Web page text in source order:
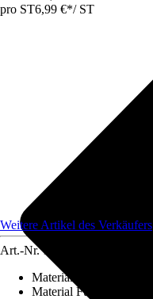
pro ST6,99 €*/ ST
Weitere Artikel des Verkäufers
Art.-Nr. 12584280
Material Bezug
Material Füllung